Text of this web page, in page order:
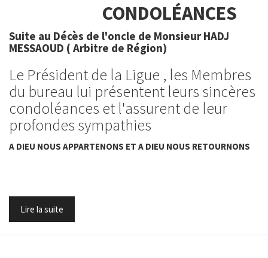
CONDOLÉANCES
Suite au Décès de l'oncle de Monsieur HADJ
MESSAOUD ( Arbitre de Région)
Le Président de la Ligue , les Membres
du bureau lui présentent leurs sincères
condoléances et l'assurent de leur
profondes sympathies
A DIEU NOUS APPARTENONS ET A DIEU NOUS RETOURNONS
Lire la suite